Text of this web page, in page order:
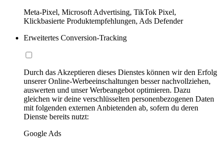
Meta-Pixel, Microsoft Advertising, TikTok Pixel,
Klickbasierte Produktempfehlungen, Ads Defender
Erweitertes Conversion-Tracking
Durch das Akzeptieren dieses Dienstes können wir den Erfolg
unserer Online-Werbeeinschaltungen besser nachvollziehen,
auswerten und unser Werbeangebot optimieren. Dazu
gleichen wir deine verschlüsselten personenbezogenen Daten
mit folgenden externen Anbietenden ab, sofern du deren
Dienste bereits nutzt:
Google Ads